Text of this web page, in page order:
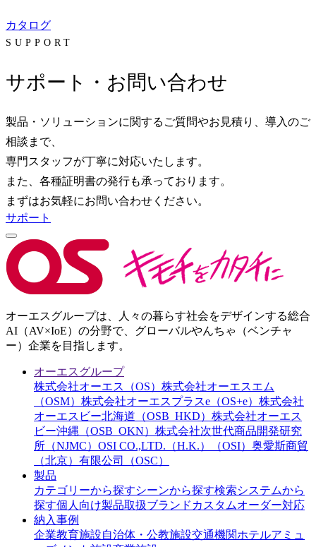
カタログ
SUPPORT
サポート・お問い合わせ
製品・ソリューションに関するご質問やお見積り、導入のご
相談まで、
専門スタッフが丁寧に対応いたします。
また、各種証明書の発行も承っております。
まずはお気軽にお問い合わせください。
サポート
オーエスグループは、人々の暮らす社会をデザインする総合
AI（AV×IoE）の分野で、グローバルやんちゃ（ベンチャ
ー）企業を目指します。
オーエスグループ
株式会社オーエス（OS） 株式会社オーエスエム
（OSM） 株式会社オーエスプラスe（OS+e） 株式会社
オーエスビー北海道（OSB_HKD） 株式会社オーエス
ビー沖縄（OSB_OKN） 株式会社次世代商品開発研究
所（NJMC） OSI CO.,LTD.（H.K.）（OSI） 奥愛斯商貿
（北京）有限公司（OSC）
製品
カテゴリーから探すシーンから探す検索システムから
探す個人向け製品取扱ブランド カスタムオーダー対応
納入事例
企業教育施設自治体・公教施設交通機関ホテルアミュ